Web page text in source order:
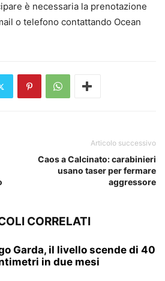
è necessaria la prenotazione
o telefono contattando Ocean
Articolo successivo
Caos a Calcinato: carabinieri
usano taser per fermare
aggressore
CORRELATI
Garda, il livello scende di 40
in due mesi